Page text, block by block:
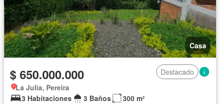
Casa
$ 650.000.000
Destacado
La Julia, Pereira
3 Habitaciones
3 Baños
300 m²